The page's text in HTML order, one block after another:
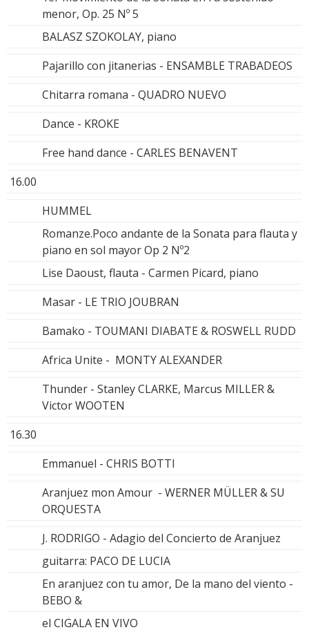
menor, Op. 25 Nº 5
BALASZ SZOKOLAY, piano
Pajarillo con jitanerias - ENSAMBLE TRABADEOS
Chitarra romana - QUADRO NUEVO
Dance - KROKE
Free hand dance - CARLES BENAVENT
16.00
HUMMEL
Romanze.Poco andante de la Sonata para flauta y
piano en sol mayor Op 2 Nº2
Lise Daoust, flauta - Carmen Picard, piano
Masar - LE TRIO JOUBRAN
Bamako - TOUMANI DIABATE & ROSWELL RUDD
Africa Unite - MONTY ALEXANDER
Thunder - Stanley CLARKE, Marcus MILLER &
Victor WOOTEN
16.30
Emmanuel - CHRIS BOTTI
Aranjuez mon Amour - WERNER MÜLLER & SU
ORQUESTA
J. RODRIGO - Adagio del Concierto de Aranjuez
guitarra: PACO DE LUCIA
En aranjuez con tu amor, De la mano del viento -
BEBO &
el CIGALA EN VIVO